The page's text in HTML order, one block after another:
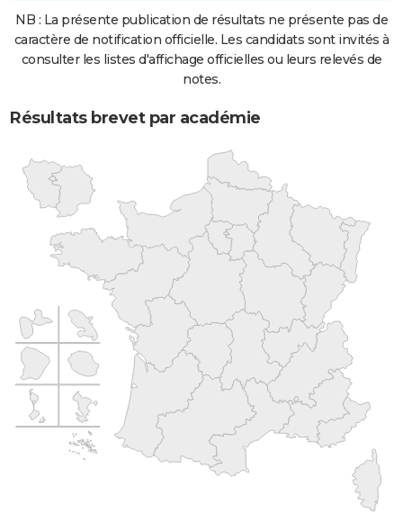
NB : La présente publication de résultats ne présente pas de
caractère de notification officielle. Les candidats sont invités à
consulter les listes d'affichage officielles ou leurs relevés de
notes.
Résultats brevet par académie